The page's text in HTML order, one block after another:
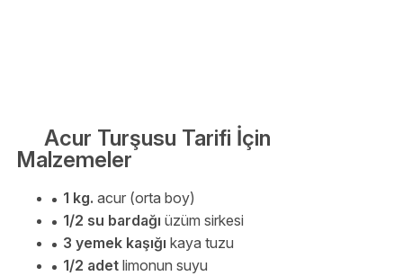
Acur Turşusu Tarifi İçin
Malzemeler
1 kg. acur (orta boy)
1/2 su bardağı üzüm sirkesi
3 yemek kaşığı kaya tuzu
1/2 adet limonun suyu